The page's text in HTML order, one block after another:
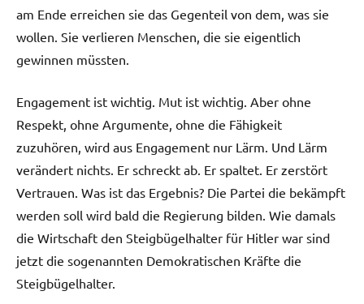
am Ende erreichen sie das Gegenteil von dem, was sie
wollen. Sie verlieren Menschen, die sie eigentlich
gewinnen müssten.
Engagement ist wichtig. Mut ist wichtig. Aber ohne
Respekt, ohne Argumente, ohne die Fähigkeit
zuzuhören, wird aus Engagement nur Lärm. Und Lärm
verändert nichts. Er schreckt ab. Er spaltet. Er zerstört
Vertrauen. Was ist das Ergebnis? Die Partei die bekämpft
werden soll wird bald die Regierung bilden. Wie damals
die Wirtschaft den Steigbügelhalter für Hitler war sind
jetzt die sogenannten Demokratischen Kräfte die
Steigbügelhalter.